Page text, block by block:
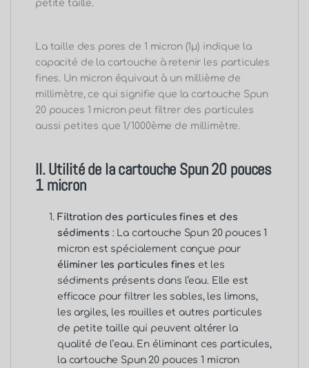
petite taille.
La taille des pores de 1 micron (1μ) indique la
capacité de la cartouche à retenir les particules
fines. Un micron équivaut à un millième de
millimètre, ce qui signifie que la cartouche Spun
20 pouces 1 micron peut filtrer des particules
aussi petites que 1/1000ème de millimètre.
II. Utilité de la cartouche Spun 20 pouces
1 micron
Filtration des particules fines et des
sédiments : La cartouche Spun 20 pouces 1
micron est spécialement conçue pour
éliminer les particules fines et les
sédiments présents dans l’eau. Elle est
efficace pour filtrer les sables, les limons,
les argiles, les rouilles et autres particules
de petite taille qui peuvent altérer la
qualité de l’eau. En éliminant ces particules,
la cartouche Spun 20 pouces 1 micron